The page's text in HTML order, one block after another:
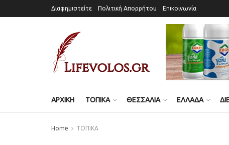
Διαφημιστείτε Πολιτική Απορρήτου Επικοινωνία
ΑΡΧΙΚΗ ΤΟΠΙΚΑ ΘΕΣΣΑΛΙΑ ΕΛΛΑΔΑ
Home ΤΟΠΙΚΑ